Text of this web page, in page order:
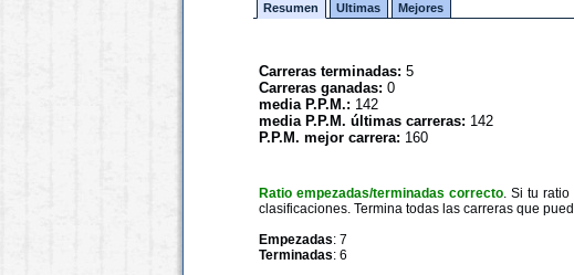
Resumen Ultimas Mejores
Carreras terminadas: 5
Carreras ganadas: 0
media P.P.M.: 142
media P.P.M. últimas carreras: 142
P.P.M. mejor carrera: 160
Ratio empezadas/terminadas correcto. Si tu ratio
clasificaciones. Termina todas las carreras que
Empezadas: 7
Terminadas: 6